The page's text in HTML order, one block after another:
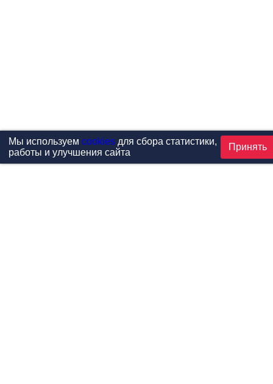
Мы используем cookiesдля сбора статистики,
работы и улучшения сайта
Принять